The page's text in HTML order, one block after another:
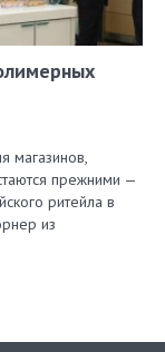
магазинов,
прежними —
ритейла в
из